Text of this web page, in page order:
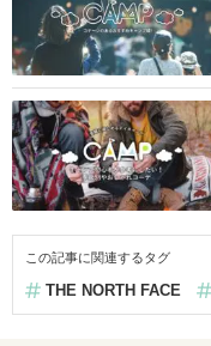
この記事に関連するタグ
THE NORTH FACE